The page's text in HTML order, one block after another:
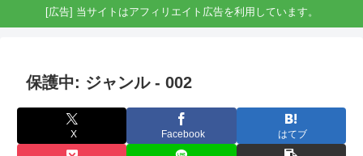
[広告] 当サイトはアフィリエイト広告を利用しています。
保護中: ジャンル ‐ 002
X Facebook はてブ